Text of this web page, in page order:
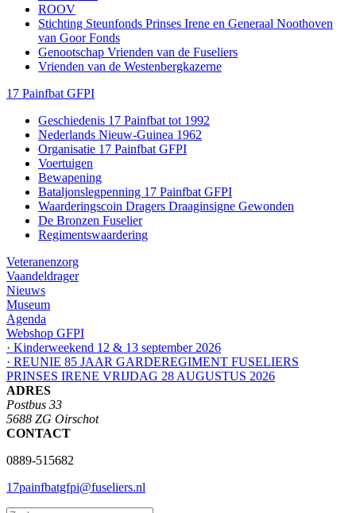
ROOV
Stichting Steunfonds Prinses Irene en Generaal Noothoven
van Goor Fonds
Genootschap Vrienden van de Fuseliers
Vrienden van de Westenbergkazerne
17 Painfbat GFPI
Geschiedenis 17 Painfbat tot 1992
Nederlands Nieuw-Guinea 1962
Organisatie 17 Painfbat GFPI
Voertuigen
Bewapening
Bataljonslegpenning 17 Painfbat GFPI
Waarderingscoin Dragers Draaginsigne Gewonden
De Bronzen Fuselier
Regimentswaardering
Veteranenzorg
Vaandeldrager
Nieuws
Museum
Agenda
Webshop GFPI
· Kinderweekend 12 & 13 september 2026
· REUNIE 85 JAAR GARDEREGIMENT FUSELIERS
PRINSES IRENE VRIJDAG 28 AUGUSTUS 2026
ADRES
Postbus 33
5688 ZG Oirschot
CONTACT
0889-515682
17painfbatgfpi@fuseliers.nl